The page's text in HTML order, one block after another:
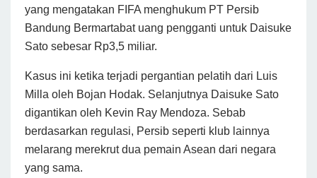
yang mengatakan FIFA menghukum PT Persib
Bandung Bermartabat uang pengganti untuk Daisuke
Sato sebesar Rp3,5 miliar.
Kasus ini ketika terjadi pergantian pelatih dari Luis
Milla oleh Bojan Hodak. Selanjutnya Daisuke Sato
digantikan oleh Kevin Ray Mendoza. Sebab
berdasarkan regulasi, Persib seperti klub lainnya
melarang merekrut dua pemain Asean dari negara
yang sama.